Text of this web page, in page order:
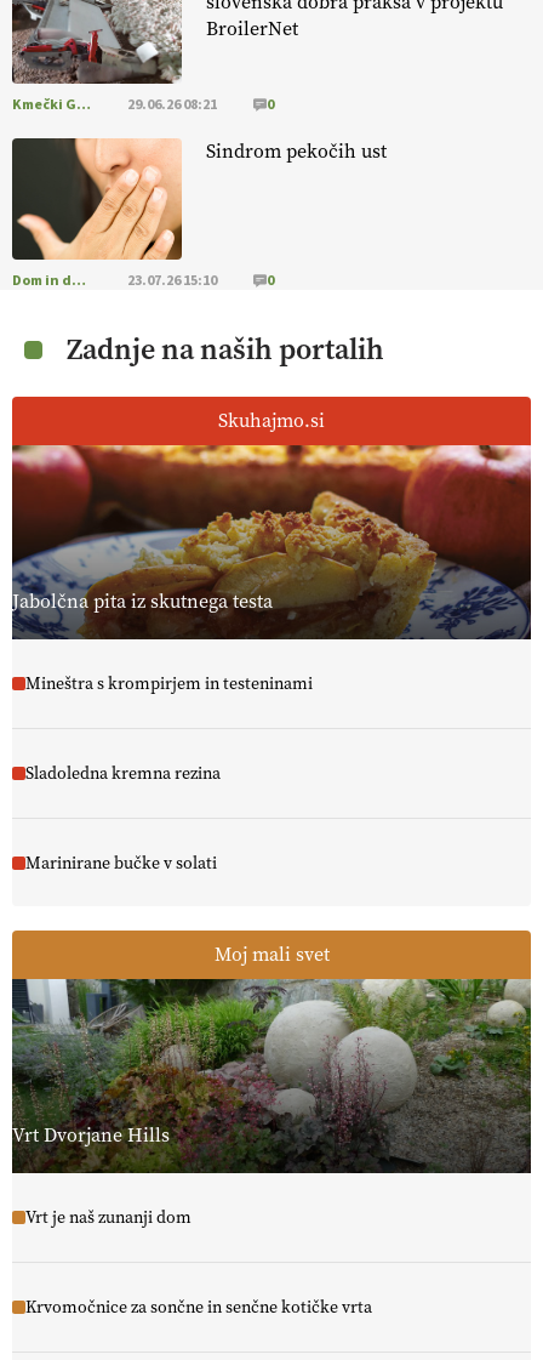
BroilerNet
Kmečki Glas 29.06.26 08:21 0
Sindrom pekočih ust
Dom in družina 23.07.26 15:10 0
Zadnje na naših portalih
Skuhajmo.si
Jabolčna pita iz skutnega testa
Mineštra s krompirjem in testeninami
Sladoledna kremna rezina
Marinirane bučke v solati
Moj mali svet
Vrt Dvorjane Hills
Vrt je naš zunanji dom
Krvomočnice za sončne in senčne kotičke vrta